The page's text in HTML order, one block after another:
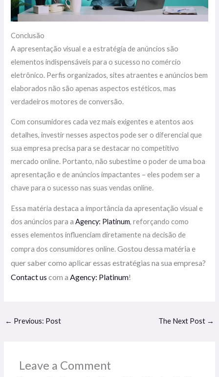
Conclusão
A apresentação visual e a estratégia de anúncios são
elementos indispensáveis para o sucesso no comércio
eletrônico. Perfis organizados, sites atraentes e anúncios bem
elaborados não são apenas aspectos estéticos, mas
verdadeiros motores de conversão.
Com consumidores cada vez mais exigentes e atentos aos
detalhes, investir nesses aspectos pode ser o diferencial que
sua empresa precisa para se destacar no competitivo
mercado online. Portanto, não subestime o poder de uma boa
apresentação e de anúncios impactantes – eles podem ser a
chave para o sucesso nas suas vendas online.
Essa matéria destaca a importância da apresentação visual e
dos anúncios para aAgency: Platinum, reforçando como
esses elementos influenciam diretamente na decisão de
compra dos consumidores online.Gostou dessa matéria e
quer saber como aplicar essas estratégias na sua empresa?
Contact us com aAgency: Platinum!
← Previous: Post The Next Post →
Leave a Comment